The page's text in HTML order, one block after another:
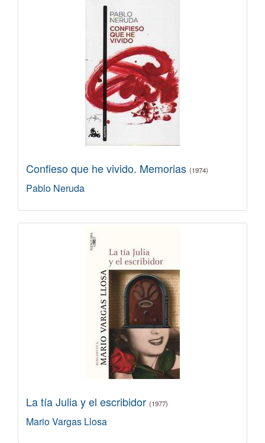
Confieso que he vivido. Memorias (1974)
Pablo Neruda
La tía Julia y el escribidor (1977)
Mario Vargas Llosa